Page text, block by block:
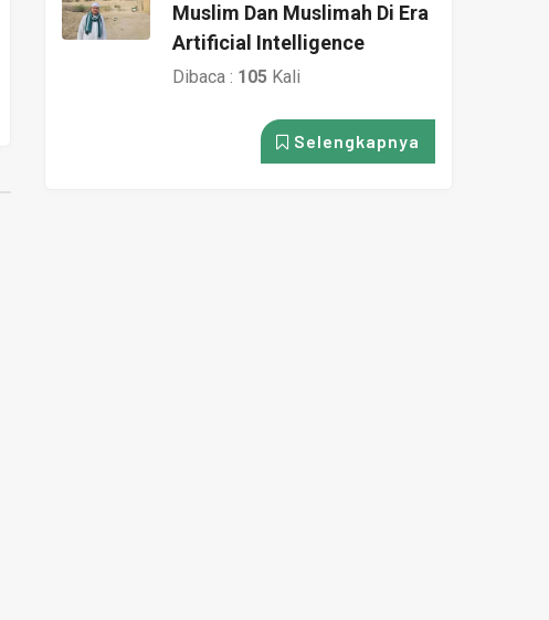
Muslim Dan Muslimah Di Era
Artificial Intelligence
Dibaca : 105 Kali
Selengkapnya